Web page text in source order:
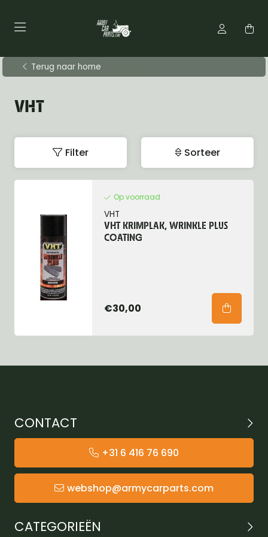
Terug naar home
VHT
Filter Sorteer
Op voorraad
VHT
VHT KRIMPLAK, WRINKLE PLUS
COATING
€30,00
CONTACT
+31 6 416 76 690
webshop@armycarparts.com
CATEGORIEËN